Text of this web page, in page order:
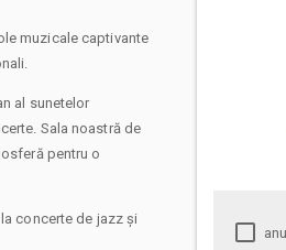
muzicale captivante
al sunetelor
Sala noastră de
pentru o
concerte de jazz și